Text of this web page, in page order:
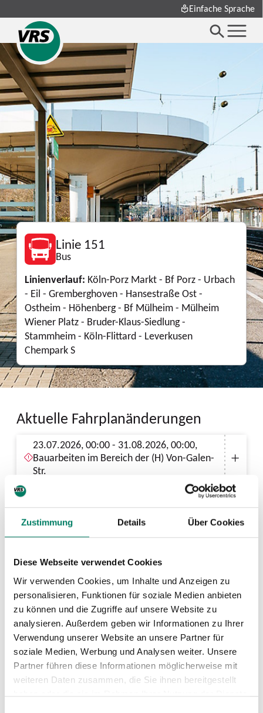
Zustimmung Details Über Cookies
Diese Webseite verwendet Cookies
Wir verwenden Cookies, um Inhalte und Anzeigen zu
personalisieren, Funktionen für soziale Medien anbieten
zu können und die Zugriffe auf unsere Website zu
analysieren. Außerdem geben wir Informationen zu Ihrer
Verwendung unserer Website an unsere Partner für
soziale Medien, Werbung und Analysen weiter. Unsere
Partner führen diese Informationen möglicherweise mit
weiteren Daten zusammen, die Sie ihnen bereitgestellt
Einfache Sprache
Linie 151
Bus
Linienverlauf: Köln-Porz Markt - Bf Porz - Urbach
- Eil - Gremberghoven - Hansestraße Ost -
Ostheim - Höhenberg - Bf Mülheim - Mülheim
Wiener Platz - Bruder-Klaus-Siedlung -
Stammheim - Köln-Flittard - Leverkusen
Chempark S
Aktuelle Fahrplanänderungen
23.07.2026, 00:00 - 31.08.2026, 00:00,
Bauarbeiten im Bereich der (H) Von-Galen-
Str.
Haltestelle Neuenhofstr. verlegt
Download
PDF4.2 MIB
Linienkarte
PDF42 KIB
Mini-Fahrplan
Betreiber